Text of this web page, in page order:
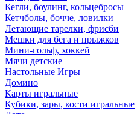
Кегли, боулинг, кольцебросы
Кетчболы, бочче, ловилки
Летающие тарелки, фрисби
Мешки для бега и прыжков
Мини-гольф, хоккей
Мячи детские
Настольные Игры
Домино
Карты игральные
Кубики, зары, кости игральные